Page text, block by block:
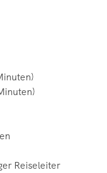
Reiseleiter